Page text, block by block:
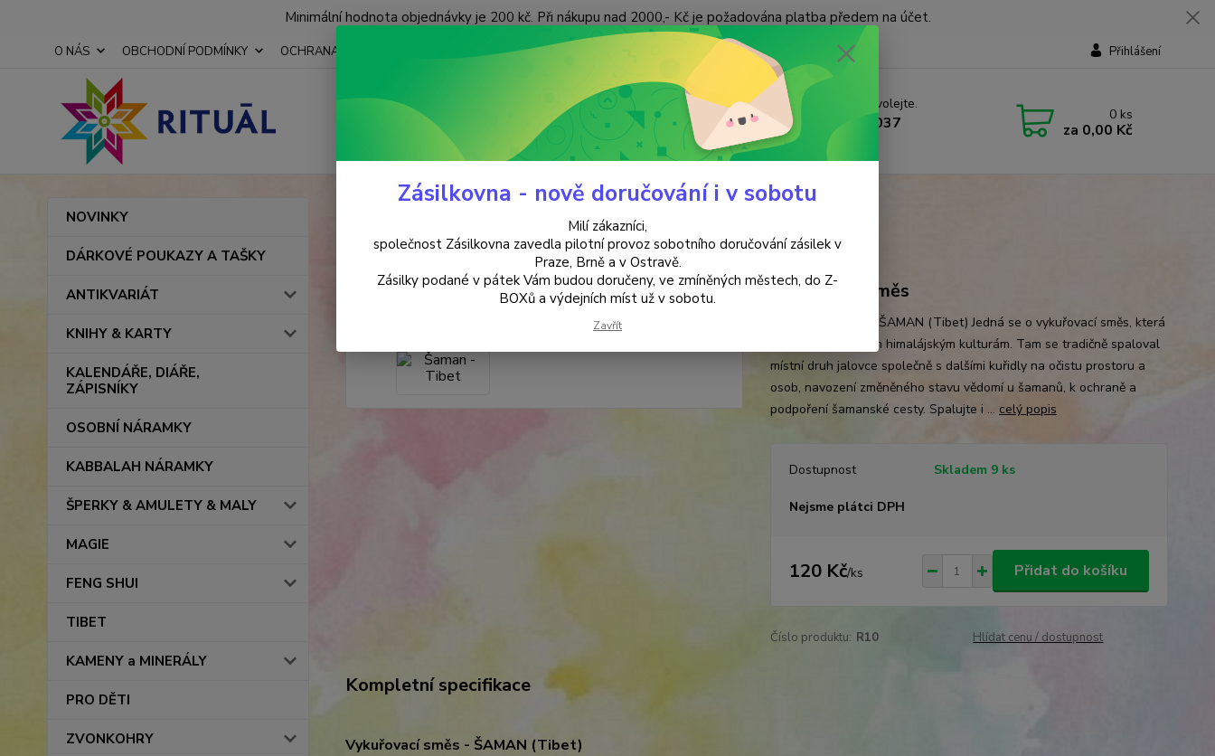
Minimální hodnota objednávky je 200 kč. Při nákupu nad 2000,- Kč je požadována platba předem na účet.
O NÁS OBCHODNÍ PODMÍNKY OCHRANA OSOBNÍCH ÚDAJŮ KONTAKTY Přihlášení
Hledat
Nevíte si rady? Zavolejte.
+420 737 737 037
(Po-Pá, 9-18 hod.)
0 ks
za 0,00 Kč
NOVINKY
DÁRKOVÉ POUKAZY A TAŠKY
ANTIKVARIÁT
KNIHY & KARTY
KALENDÁŘE, DIÁŘE,
ZÁPISNÍKY
OSOBNÍ NÁRAMKY
KABBALAH NÁRAMKY
ŠPERKY & AMULETY & MALY
MAGIE
FENG SHUI
TIBET
KAMENY a MINERÁLY
PRO DĚTI
ZVONKOHRY
VYKUŘOVÁNÍ Šaman - Tibet
Šaman - Tibet
vykuřovací směs
Vykuřovací směs - ŠAMAN (Tibet) Jedná se o vykuřovací směs, která
se obrací ke starým himalájským kulturám. Tam se tradičně spaloval
místní druh jalovce společně s dalšími kuřidly na očistu prostoru a
osob, navození změněného stavu vědomí u šamanů, k ochraně a
podpoření šamanské cesty. Spalujte i ... celý popis
Dostupnost Skladem 9 ks
Nejsme plátci DPH
120 Kč/ks Přidat do košíku
Číslo produktu: R10 Hlídat cenu / dostupnost
Kompletní specifikace
Vykuřovací směs - ŠAMAN (Tibet)
Zásilkovna - nově doručování i v sobotu
Milí zákazníci,
společnost Zásilkovna zavedla pilotní provoz sobotního doručování zásilek v
Praze, Brně a v Ostravě.
Zásilky podané v pátek Vám budou doručeny, ve zmíněných městech, do Z-
BOXů a výdejních míst už v sobotu.
Zavřít